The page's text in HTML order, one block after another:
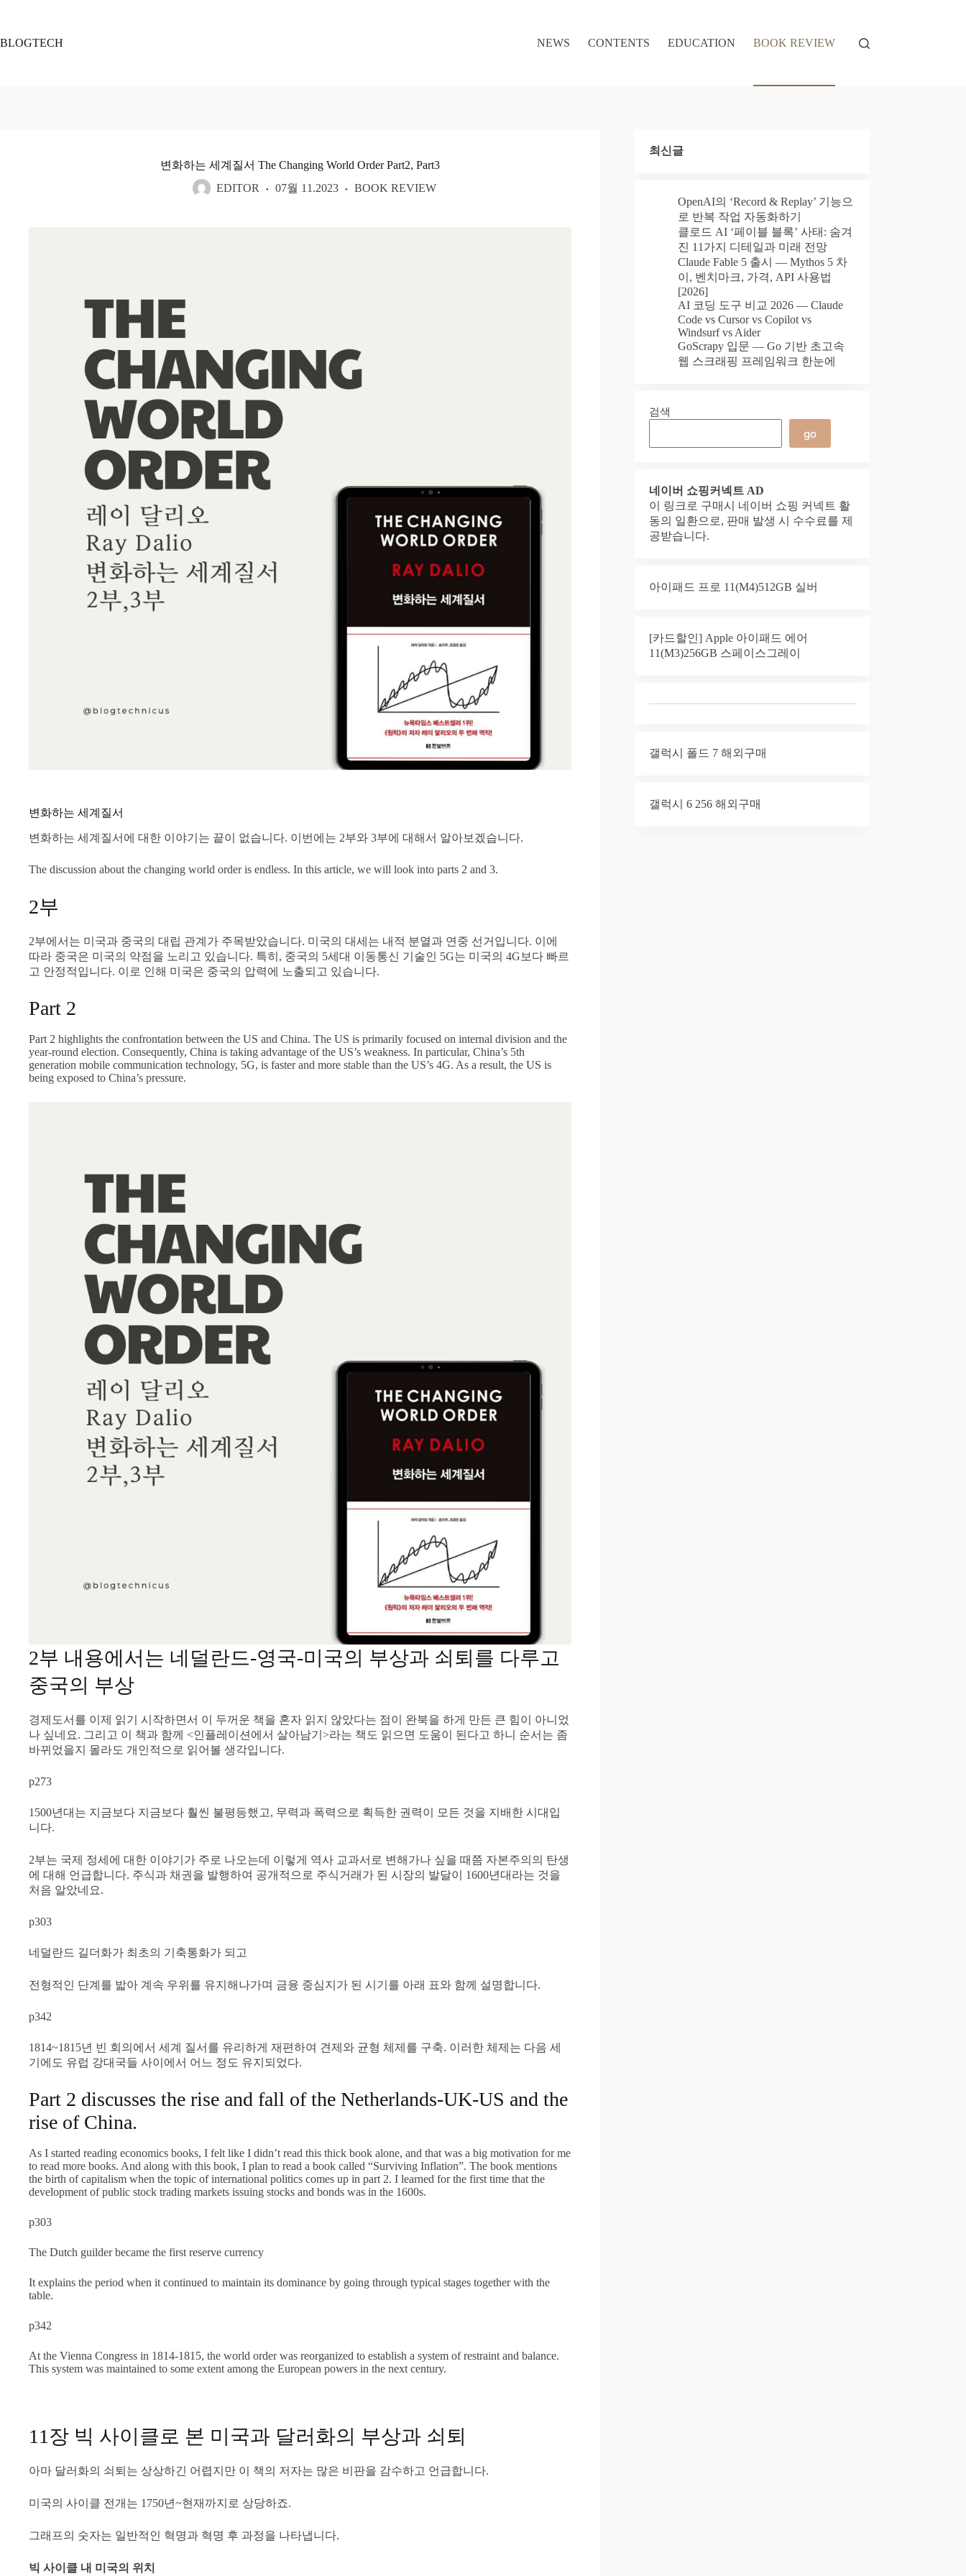
으
BLOGTECH NEWS CONTENTS EDUCATION BOOK REVIEW
변화하는 세계질서 The Changing World Order Part2, Part3
EDITOR
07월 11.2023 BOOK REVIEW
변화하는 세계질서
변화하는 세계질서에 대한 이야기는 끝이 없습니다. 이번에는 2부와 3부에 대해서 알아보겠습니다.
The discussion about the changing world order is endless. In this article, we will look into parts 2 and 3.
2부
2부에서는 미국과 중국의 대립 관계가 주목받았습니다. 미국의 대세는 내적 분열과 연중 선거입니다. 이에
따라 중국은 미국의 약점을 노리고 있습니다. 특히, 중국의 5세대 이동통신 기술인 5G는 미국의 4G보다 빠르
고 안정적입니다. 이로 인해 미국은 중국의 압력에 노출되고 있습니다.
Part 2
Part 2 highlights the confrontation between the US and China. The US is primarily focused on internal division and the
year-round election. Consequently, China is taking advantage of the US’s weakness. In particular, China’s 5th
generation mobile communication technology, 5G, is faster and more stable than the US’s 4G. As a result, the US is
being exposed to China’s pressure.
2부 내용에서는 네덜란드-영국-미국의 부상과 쇠퇴를 다루고
중국의 부상
경제도서를 이제 읽기 시작하면서 이 두꺼운 책을 혼자 읽지 않았다는 점이 완북을 하게 만든 큰 힘이 아니었
나 싶네요. 그리고 이 책과 함께 <인플레이션에서 살아남기>라는 책도 읽으면 도움이 된다고 하니 순서는 좀
바뀌었을지 몰라도 개인적으로 읽어볼 생각입니다.
p273
1500년대는 지금보다 지금보다 훨씬 불평등했고, 무력과 폭력으로 획득한 권력이 모든 것을 지배한 시대입
니다.
2부는 국제 정세에 대한 이야기가 주로 나오는데 이렇게 역사 교과서로 변해가나 싶을 때쯤 자본주의의 탄생
에 대해 언급합니다. 주식과 채권을 발행하여 공개적으로 주식거래가 된 시장의 발달이 1600년대라는 것을
처음 알았네요.
p303
네덜란드 길더화가 최초의 기축통화가 되고
전형적인 단계를 밟아 계속 우위를 유지해나가며 금융 중심지가 된 시기를 아래 표와 함께 설명합니다.
p342
1814~1815년 빈 회의에서 세계 질서를 유리하게 재편하여 견제와 균형 체제를 구축. 이러한 체제는 다음 세
기에도 유럽 강대국들 사이에서 어느 정도 유지되었다.
Part 2 discusses the rise and fall of the Netherlands-UK-US and the
rise of China.
As I started reading economics books, I felt like I didn’t read this thick book alone, and that was a big motivation for me
to read more books. And along with this book, I plan to read a book called “Surviving Inflation”. The book mentions
the birth of capitalism when the topic of international politics comes up in part 2. I learned for the first time that the
development of public stock trading markets issuing stocks and bonds was in the 1600s.
p303
The Dutch guilder became the first reserve currency
It explains the period when it continued to maintain its dominance by going through typical stages together with the
table.
p342
At the Vienna Congress in 1814-1815, the world order was reorganized to establish a system of restraint and balance.
This system was maintained to some extent among the European powers in the next century.
11장 빅 사이클로 본 미국과 달러화의 부상과 쇠퇴
아마 달러화의 쇠퇴는 상상하긴 어렵지만 이 책의 저자는 많은 비판을 감수하고 언급합니다.
미국의 사이클 전개는 1750년~현재까지로 상당하죠.
그래프의 숫자는 일반적인 혁명과 혁명 후 과정을 나타냅니다.
빅 사이클 내 미국의 위치
최신글
OpenAI의 ‘Record & Replay’ 기능으
로 반복 작업 자동화하기
클로드 AI ‘페이블 블록’ 사태: 숨겨
진 11가지 디테일과 미래 전망
Claude Fable 5 출시 — Mythos 5 차
이, 벤치마크, 가격, API 사용법
[2026]
AI 코딩 도구 비교 2026 — Claude
Code vs Cursor vs Copilot vs
Windsurf vs Aider
GoScrapy 입문 — Go 기반 초고속
웹 스크래핑 프레임워크 한눈에
검색
go
네이버 쇼핑커넥트 AD
이 링크로 구매시 네이버 쇼핑 커넥트 활
동의 일환으로, 판매 발생 시 수수료를 제
공받습니다.
아이패드 프로 11(M4)512GB 실버
[카드할인] Apple 아이패드 에어
11(M3)256GB 스페이스그레이
갤럭시 폴드 7 해외구매
갤럭시 6 256 해외구매